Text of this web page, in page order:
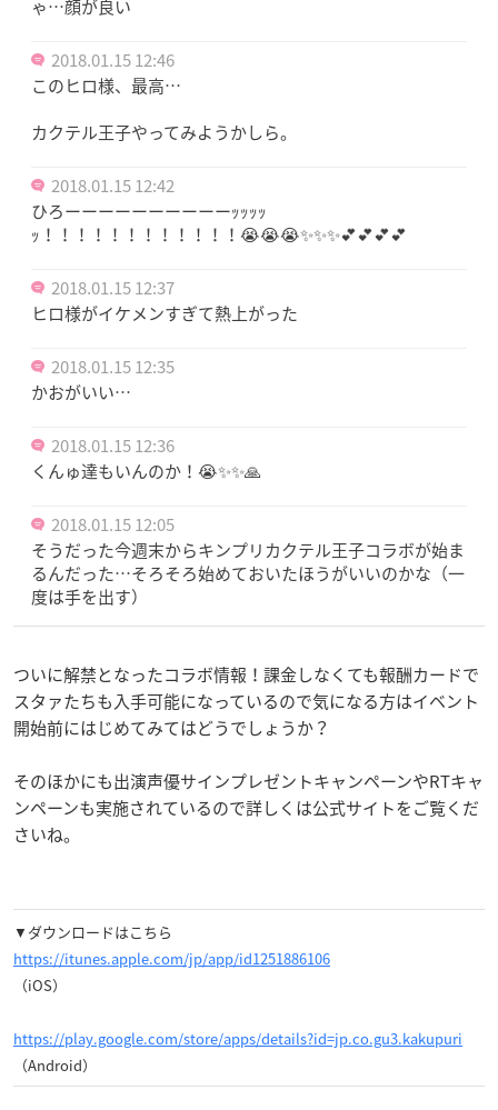
ゃ…顔が良い
2018.01.15 12:46
このヒロ様、最高…
カクテル王子やってみようかしら。
2018.01.15 12:42
ひろーーーーーーーーーーｯｯｯｯ
ｯ！！！！！！！！！！！！😭😭😭✨✨✨💕💕💕💕
2018.01.15 12:37
ヒロ様がイケメンすぎて熱上がった
2018.01.15 12:35
かおがいい…
2018.01.15 12:36
くんゅ達もいんのか！😭✨✨🙏
2018.01.15 12:05
そうだった今週末からキンプリカクテル王子コラボが始ま
るんだった…そろそろ始めておいたほうがいいのかな（一
度は手を出す）
ついに解禁となったコラボ情報！課金しなくても報酬カードで
スタァたちも入手可能になっているので気になる方はイベント
開始前にはじめてみてはどうでしょうか？
そのほかにも出演声優サインプレゼントキャンペーンやRTキャ
ンペーンも実施されているので詳しくは公式サイトをご覧くだ
さいね。
▼ダウンロードはこちら
https://itunes.apple.com/jp/app/id1251886106
（iOS）
https://play.google.com/store/apps/details?id=jp.co.gu3.kakupuri
（Android）